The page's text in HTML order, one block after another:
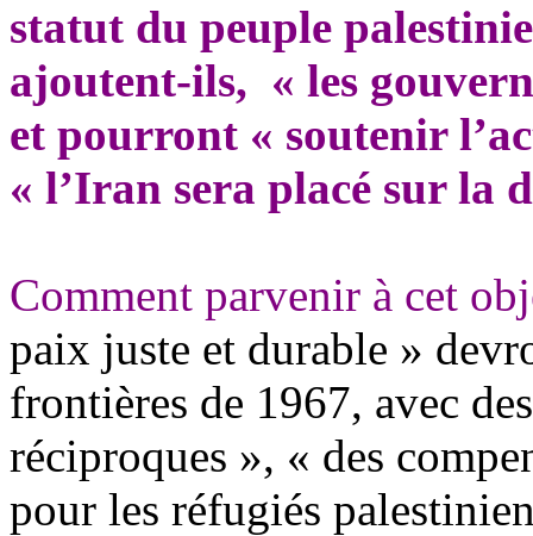
statut du peuple
ajoutent-ils, « les
et pourront « soutenir
« l’Iran sera placé sur la
Comment parvenir à cet
paix juste et durable »
frontières de 1967, avec
réciproques », « des
pour les réfugiés